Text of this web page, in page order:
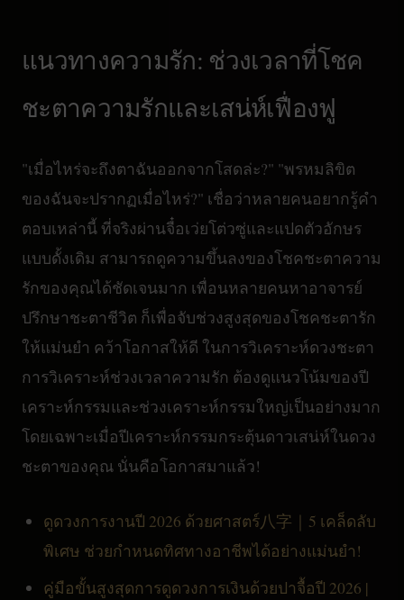
แนวทางความรัก: ช่วงเวลาที่โชค
ชะตาความรักและเสน่ห์เฟื่องฟู
"เมื่อไหร่จะถึงตาฉันออกจากโสดล่ะ?" "พรหมลิขิต
ของฉันจะปรากฏเมื่อไหร่?" เชื่อว่าหลายคนอยากรู้คำ
ตอบเหล่านี้ ที่จริงผ่านจื๋อเว่ยโต่วซู่และแปดตัวอักษร
แบบดั้งเดิม สามารถดูความขึ้นลงของโชคชะตาความ
รักของคุณได้ชัดเจนมาก เพื่อนหลายคนหาอาจารย์
ปรึกษาชะตาชีวิต ก็เพื่อจับช่วงสูงสุดของโชคชะตารัก
ให้แม่นยำ คว้าโอกาสให้ดี ในการวิเคราะห์ดวงชะตา
การวิเคราะห์ช่วงเวลาความรัก ต้องดูแนวโน้มของปี
เคราะห์กรรมและช่วงเคราะห์กรรมใหญ่เป็นอย่างมาก
โดยเฉพาะเมื่อปีเคราะห์กรรมกระตุ้นดาวเสน่ห์ในดวง
ชะตาของคุณ นั่นคือโอกาสมาแล้ว!
ดูดวงการงานปี 2026 ด้วยศาสตร์八字｜5 เคล็ดลับ
พิเศษ ช่วยกำหนดทิศทางอาชีพได้อย่างแม่นยำ!
คู่มือขั้นสูงสุดการดูดวงการเงินด้วยปาจื้อปี 2026 |